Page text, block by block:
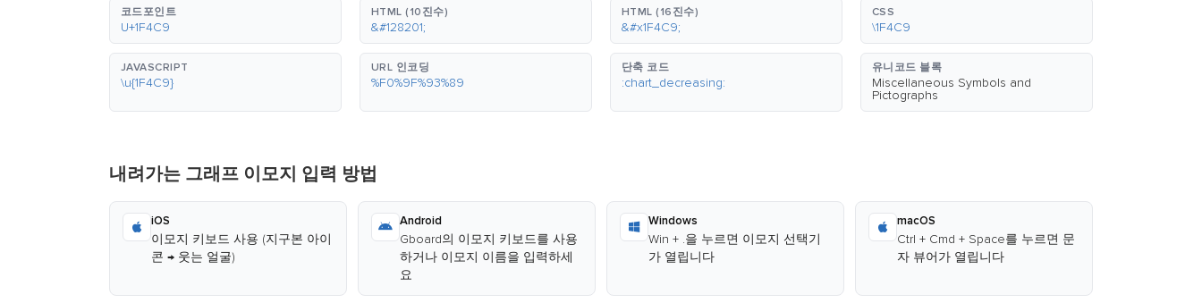
코드포인트
U+1F4C9
HTML (10진수)
&#128201;
HTML (16진수)
&#x1F4C9;
CSS
\1F4C9
JAVASCRIPT
\u{1F4C9}
URL 인코딩
%F0%9F%93%89
단축 코드
:chart_decreasing:
유니코드 블록
Miscellaneous Symbols and
Pictographs
내려가는 그래프 이모지 입력 방법
iOS
이모지 키보드 사용 (지구본 아이
콘 → 웃는 얼굴)
Android
Gboard의 이모지 키보드를 사용
하거나 이모지 이름을 입력하세
요
Windows
Win + .을 누르면 이모지 선택기
가 열립니다
macOS
Ctrl + Cmd + Space를 누르면 문
자 뷰어가 열립니다